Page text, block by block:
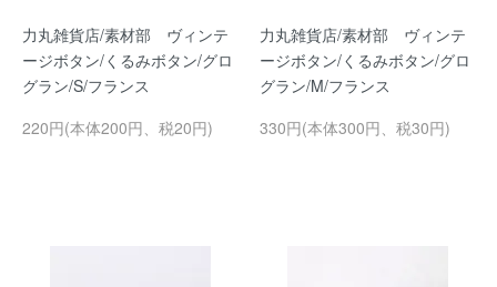
力丸雑貨店/素材部 ヴィンテ
ージボタン/くるみボタン/グロ
グラン/S/フランス
220円(本体200円、税20円)
力丸雑貨店/素材部 ヴィンテ
ージボタン/くるみボタン/グロ
グラン/M/フランス
330円(本体300円、税30円)